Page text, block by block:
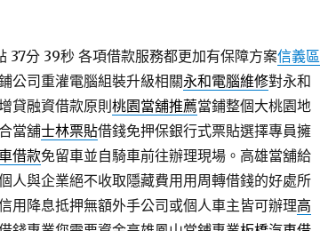
37分 39秒各項借款服務都更加有保障方案信義區
公司重灌電腦組裝升級相關永和電腦維修對永和
貸融資借款原則 桃園當舖推薦當鋪整個大桃園地
當舖士林票貼借錢免押保銀行式票貼選擇專員擁
借款免留車並自騎車前往辦理現場。高雄當舖給
人與企業絕不收取隱藏費用用周轉借錢的好處所
用降息抵押無額外手公司或個人車主皆可辦理高